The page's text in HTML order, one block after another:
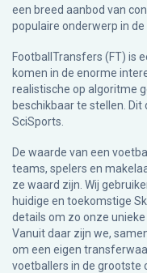
een breed aanbod van
populaire onderwerp in
FootballTransfers (FT) is
komen in de enorme
realistische op algoritme
beschikbaar te stellen.
SciSports
De waarde van een
teams, spelers en
ze waard zijn. Wij
huidige en toekomstige
details om zo onze
Vanuit daar zijn we,
om een eigen
voetballers in de grootste